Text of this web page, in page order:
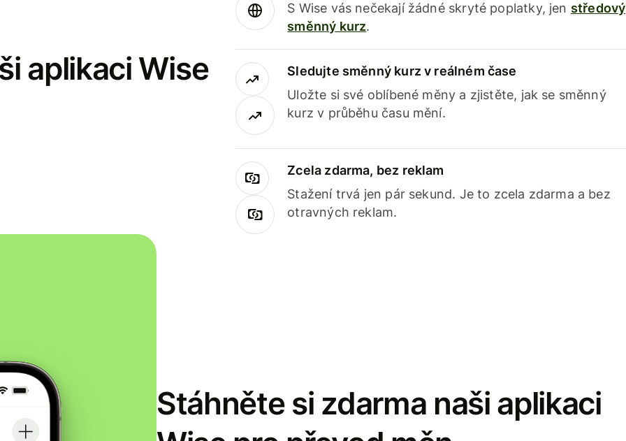
aplikaci Wise
S Wise vás nečekají žádné skryté poplatky, jen středový
směnný kurz.
Sledujte směnný kurz v reálném čase
Uložte si své oblíbené měny a zjistěte, jak se směnný
kurz v průběhu času mění.
Zcela zdarma, bez reklam
Stažení trvá jen pár sekund. Je to zcela zdarma a bez
otravných reklam.
Stáhněte si zdarma naši aplikaci